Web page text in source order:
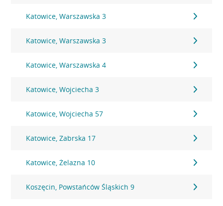
Katowice, Warszawska 3
Katowice, Warszawska 3
Katowice, Warszawska 4
Katowice, Wojciecha 3
Katowice, Wojciecha 57
Katowice, Zabrska 17
Katowice, Żelazna 10
Koszęcin, Powstańców Śląskich 9